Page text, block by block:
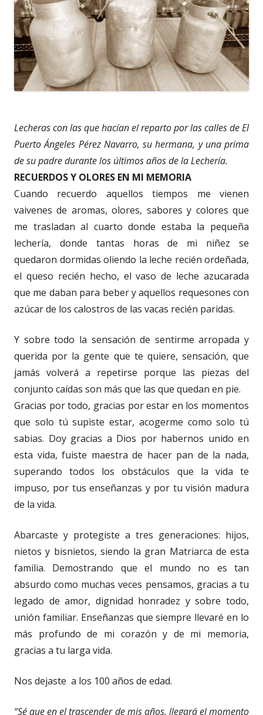
Lecheras con las que hacían el reparto por las calles de El
Puerto Ángeles Pérez Navarro, su hermana, y una prima
de su padre durante los últimos años de la Lechería.
RECUERDOS Y OLORES EN MI MEMORIA
Cuando recuerdo aquellos tiempos me vienen
vaivenes de aromas, olores, sabores y colores que
me trasladan al cuarto donde estaba la pequeña
lechería, donde tantas horas de mi niñez se
quedaron dormidas oliendo la leche recién ordeñada,
el queso recién hecho, el vaso de leche azucarada
que me daban para beber y aquellos requesones con
azúcar de los calostros de las vacas recién paridas.
Y sobre todo la sensación de sentirme arropada y
querida por la gente que te quiere, sensación, que
jamás volverá a repetirse porque las piezas del
conjunto caídas son más que las que quedan en pie.
Gracias por todo, gracias por estar en los momentos
que solo tú supiste estar, acogerme como solo tú
sabias. Doy gracias a Dios por habernos unido en
esta vida, fuiste maestra de hacer pan de la nada,
superando todos los obstáculos que la vida te
impuso, por tus enseñanzas y por tu visión madura
de la vida.
Abarcaste y protegiste a tres generaciones: hijos,
nietos y bisnietos, siendo la gran Matriarca de esta
familia. Demostrando que el mundo no es tan
absurdo como muchas veces pensamos, gracias a tu
legado de amor, dignidad honradez y sobre todo,
unión familiar. Enseñanzas que siempre llevaré en lo
más profundo de mi corazón y de mi memoria,
gracias a tu larga vida.
Nos dejaste a los 100 años de edad.
“Sé que en el trascender de mis años, llegará el momento